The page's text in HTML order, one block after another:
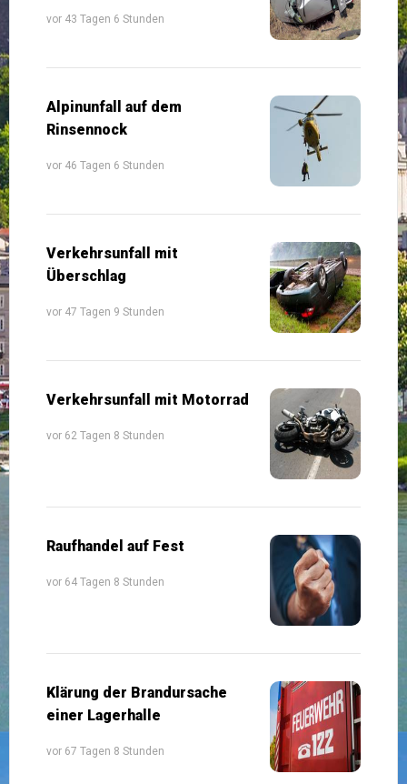
vor 43 Tagen 6 Stunden
Alpinunfall auf dem
Rinsennock
vor 46 Tagen 6 Stunden
Verkehrsunfall mit
Überschlag
vor 47 Tagen 9 Stunden
Verkehrsunfall mit Motorrad
vor 62 Tagen 8 Stunden
Raufhandel auf Fest
vor 64 Tagen 8 Stunden
Klärung der Brandursache
einer Lagerhalle
vor 67 Tagen 8 Stunden